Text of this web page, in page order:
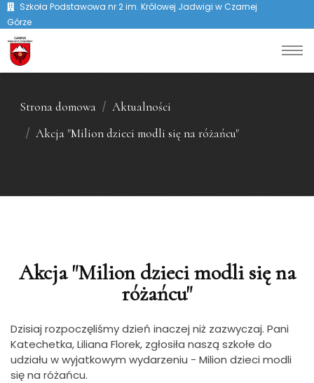
Szkoła Podstawowa nr 2 im. Królowej Jadwigi w Czarnej
Górze
Strona domowa
Aktualności
Akcja "Milion dzieci modli się na różańcu"
Akcja "Milion dzieci modli się na
różańcu"
Dzisiaj rozpoczęliśmy dzień inaczej niż zazwyczaj. Pani
Katechetka, Liliana Florek, zgłosiła naszą szkołe do
udziału w wyjatkowym wydarzeniu - Milion dzieci modli
się na różańcu.